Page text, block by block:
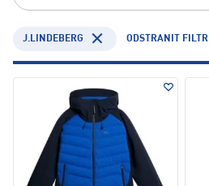
J.LINDEBERG ODSTRANIT FILTR